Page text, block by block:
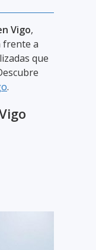
Vigo,
frente a
que
.